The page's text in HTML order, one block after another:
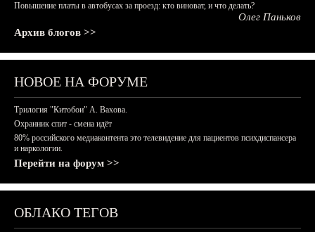
Повышение платы в автобусах за проезд: кто виноват, и что делать?
Олег Паньков
Архив блогов >>
НОВОЕ НА ФОРУМЕ
Трилогия "Китобои" А. Вахова.
Охранник спит - смена идёт
80% российского медиаконтента это телевидение для пациентов психдиспансера
и наркологии.
Перейти на форум >>
ОБЛАКО ТЕГОВ